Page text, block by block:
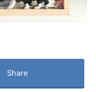
Share